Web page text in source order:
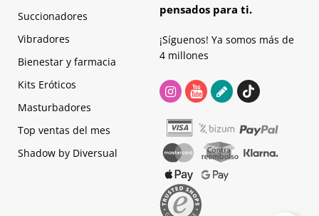
Succionadores
Vibradores
Bienestar y farmacia
Kits Eróticos
Masturbadores
Top ventas del mes
Shadow by Diversual
pensados para ti.
¡Síguenos! Ya somos más de
4 millones